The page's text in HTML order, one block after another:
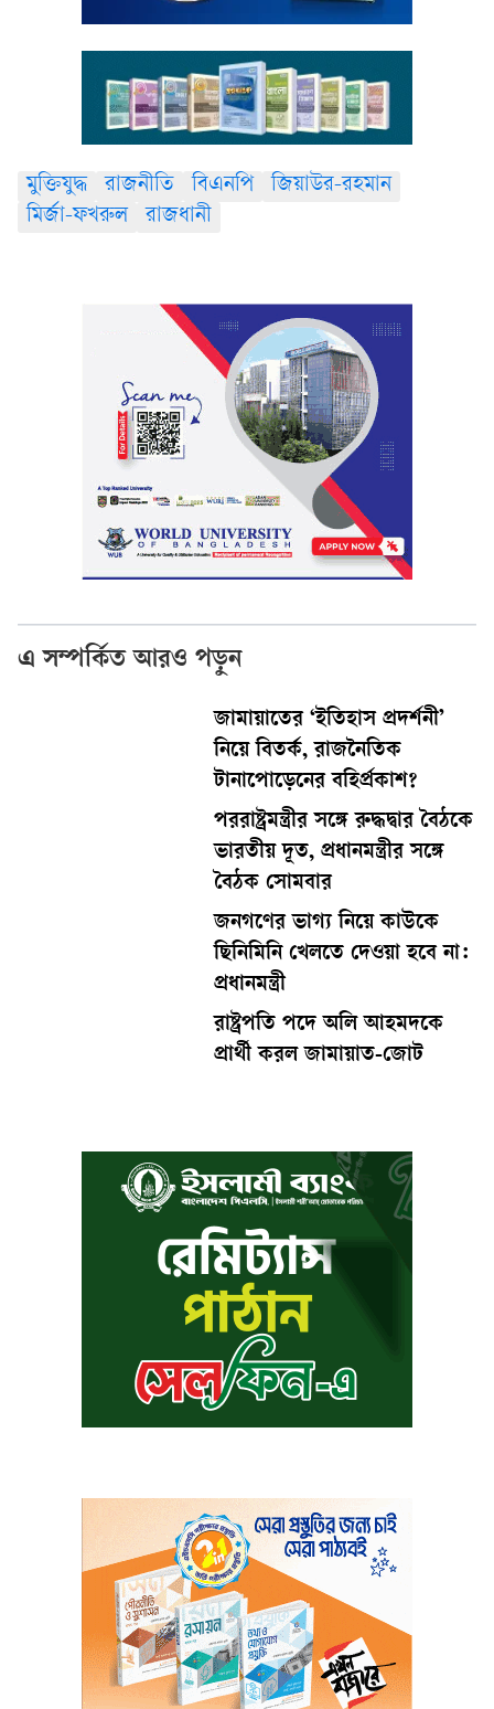
মুক্তিযুদ্ধ রাজনীতি বিএনপি
জিয়াউর-রহমান
মির্জা-ফখরুল
রাজধানী
এ সম্পর্কিত আরও পড়ুন
জামায়াতের ‘ইতিহাস প্রদর্শনী’
নিয়ে বিতর্ক, রাজনৈতিক
টানাপোড়েনের বহির্প্রকাশ?
পররাষ্ট্রমন্ত্রীর সঙ্গে রুদ্ধদ্বার বৈঠকে
ভারতীয় দূত, প্রধানমন্ত্রীর সঙ্গে
বৈঠক সোমবার
জনগণের ভাগ্য নিয়ে কাউকে
ছিনিমিনি খেলতে দেওয়া হবে না:
প্রধানমন্ত্রী
রাষ্ট্রপতি পদে অলি আহমদকে
প্রার্থী করল জামায়াত-জোট